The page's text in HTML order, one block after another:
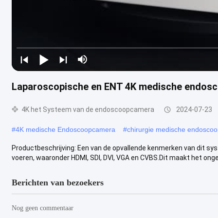
Laparoscopische en ENT 4K medische
4K het Systeem van de endoscoopcamera 2024-07-23
#4K medische Endoscoopcamera #chirurgie medische
Productbeschrijving: Een van de opvallende kenmerken van dit
voeren, waaronder HDMI, SDI, DVI, VGA en CVBS.Dit maakt het
Berichten van bezoekers
Nog geen commentaar